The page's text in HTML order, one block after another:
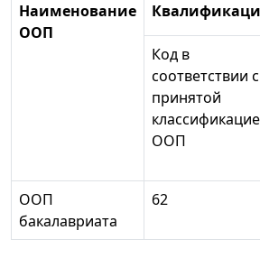
Наименование
ООП
Код в
соответствии с
принятой
ООП
ООП
бакалавриата
62